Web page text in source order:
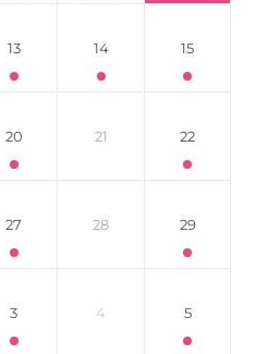
13 14 15
20 21 22
27 28 29
3 4 5